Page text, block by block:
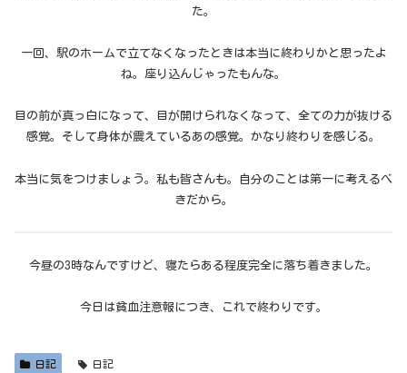
た。
一回、駅のホームで立てなくなったときは本当に終わりかと思ったよ
ね。座り込んじゃったもんな。
目の前が真っ白になって、目が開けられなくなって、全ての力が抜ける
感覚。そして身体が震えているあの感覚。かなり終わりを感じる。
本当に気をつけましょう。私も皆さんも。自分のことは第一に考えるべ
きだから。
今昼の3時なんですけど、寝たらある程度完全に落ち着きました。
今日は貧血注意報につき、これで終わりです。
日記 日記